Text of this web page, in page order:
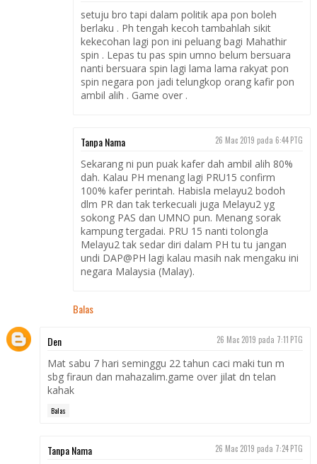
setuju bro tapi dalam politik apa pon boleh
berlaku . Ph tengah kecoh tambahlah sikit
kekecohan lagi pon ini peluang bagi Mahathir
spin . Lepas tu pas spin umno belum bersuara
nanti bersuara spin lagi lama lama rakyat pon
spin negara pon jadi telungkop orang kafir pon
ambil alih . Game over .
Tanpa Nama 26 Mac 2019 pada 6:44 PTG
Sekarang ni pun puak kafer dah ambil alih 80%
dah. Kalau PH menang lagi PRU15 confirm
100% kafer perintah. Habisla melayu2 bodoh
dlm PR dan tak terkecuali juga Melayu2 yg
sokong PAS dan UMNO pun. Menang sorak
kampung tergadai. PRU 15 nanti tolongla
Melayu2 tak sedar diri dalam PH tu tu jangan
undi DAP@PH lagi kalau masih nak mengaku ini
negara Malaysia (Malay).
Balas
Den 26 Mac 2019 pada 7:11 PTG
Mat sabu 7 hari seminggu 22 tahun caci maki tun m
sbg firaun dan mahazalim.game over jilat dn telan
kahak
Balas
Tanpa Nama 26 Mac 2019 pada 7:24 PTG